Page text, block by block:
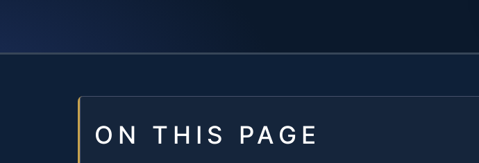
ON THIS PAGE